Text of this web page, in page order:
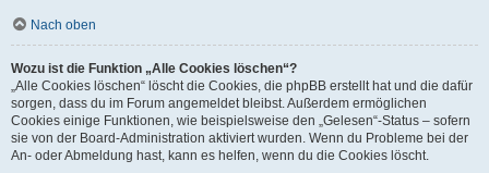
Nach oben
Wozu ist die Funktion „Alle Cookies löschen“?
„Alle Cookies löschen“ löscht die Cookies, die phpBB erstellt hat und die dafür
sorgen, dass du im Forum angemeldet bleibst. Außerdem ermöglichen
Cookies einige Funktionen, wie beispielsweise den „Gelesen“-Status – sofern
sie von der Board-Administration aktiviert wurden. Wenn du Probleme bei der
An- oder Abmeldung hast, kann es helfen, wenn du die Cookies löscht.